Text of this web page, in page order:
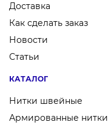
Доставка
Как сделать заказ
Новости
Статьи
КАТАЛОГ
Нитки швейные
Армированные нитки